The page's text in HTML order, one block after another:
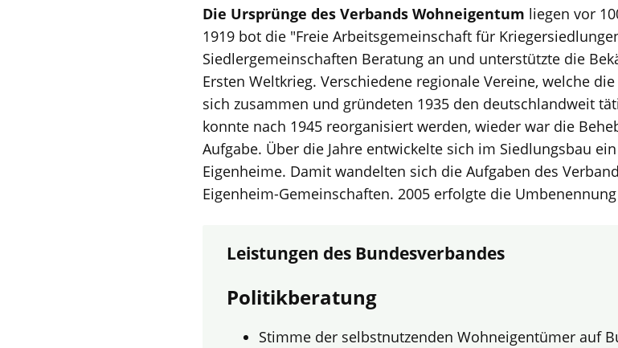
Die Ursprünge des Verbands Wohneigentum liegen vor
1919 bot die "Freie Arbeitsgemeinschaft für
Siedlergemeinschaften Beratung an und unterstützte die
Ersten Weltkrieg. Verschiedene regionale Vereine, welche
sich zusammen und gründeten 1935 den deutschlandweit
konnte nach 1945 reorganisiert werden, wieder war die
Aufgabe. Über die Jahre entwickelte sich im Siedlungsbau
Eigenheime. Damit wandelten sich die Aufgaben des
Eigenheim-Gemeinschaften. 2005 erfolgte die
Leistungen des Bundesverbandes
Politikberatung
Stimme der selbstnutzenden Wohneigentümer auf